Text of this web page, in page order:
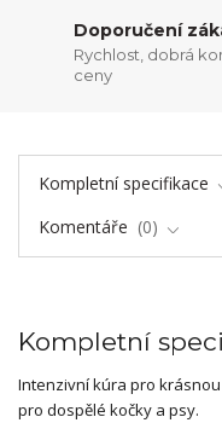
Doporučení
Rychlost, dobrá
ceny
Kompletní specifikace
Komentáře
0
Kompletní
Intenzivní kúra pro
pro dospělé kočky a psy.